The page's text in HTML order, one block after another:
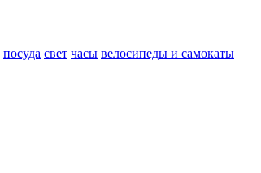
посуда свет часы велосипеды и самокаты